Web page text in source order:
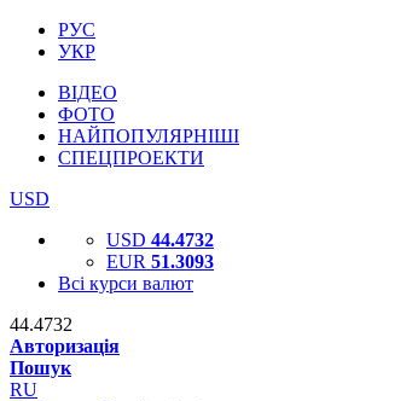
РУС
УКР
ВІДЕО
ФОТО
НАЙПОПУЛЯРНІШІ
СПЕЦПРОЕКТИ
USD
USD 44.4732
EUR 51.3093
Всі курси валют
44.4732
Авторизація
Пошук
RU